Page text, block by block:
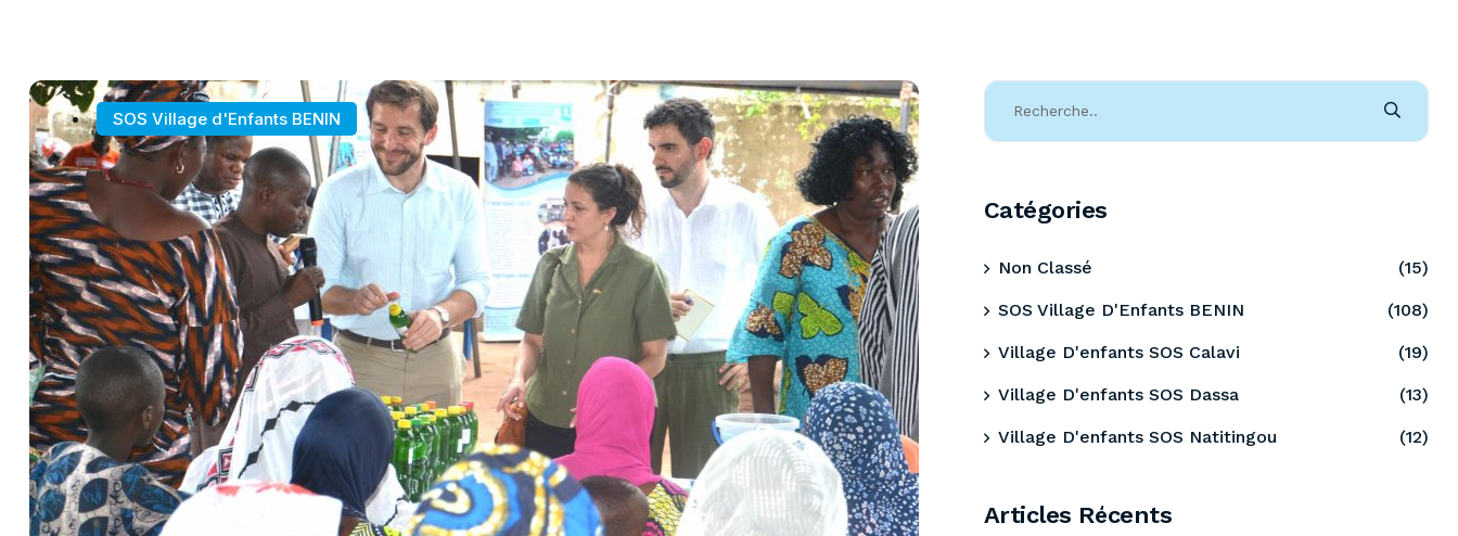
SOS Village d'Enfants BENIN
Catégories
Non Classé (15)
SOS Village D'Enfants BENIN (108)
Village D'enfants SOS Calavi (19)
Village D'enfants SOS Dassa (13)
Village D'enfants SOS Natitingou (12)
Articles Récents